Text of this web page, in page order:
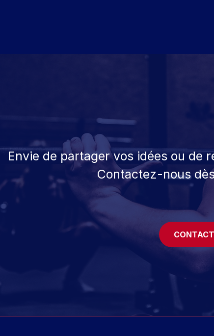
Envie de partager vos idées ou de
Contactez-nous
CONTACT